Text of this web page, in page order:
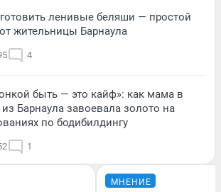
ленивые беляши — простой
жительницы Барнаула
4
быть — это кайф»: как мама в
из Барнаула завоевала золото на
по бодибилдингу
1
МНЕНИЕ